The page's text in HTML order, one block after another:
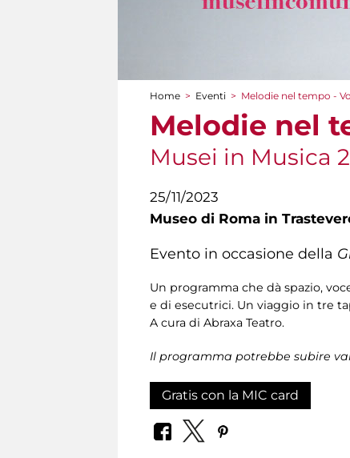
Tu sei qui
Home > Eventi > Melodie nel tempo -
Melodie nel
Musei in Musica
25/11/2023
Museo di Roma in
Evento in occasione della
Un programma che dà spazio,
e di esecutrici. Un viaggio in tre
A cura di Abraxa Teatro.
Il programma potrebbe subire
Gratis con la MIC card